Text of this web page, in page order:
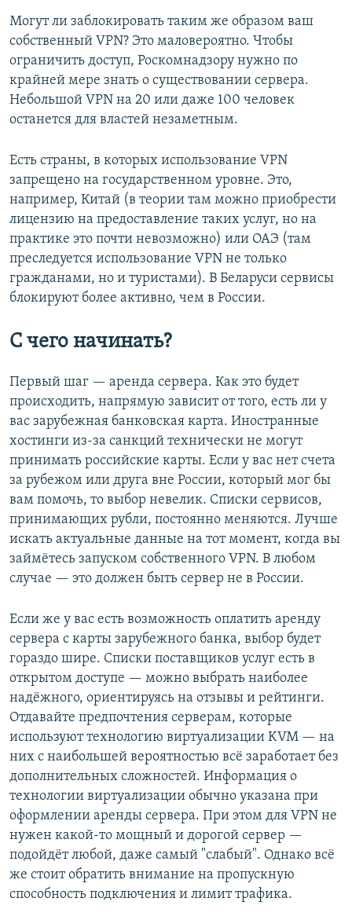
Могут ли заблокировать таким же образом ваш
собственный VPN? Это маловероятно. Чтобы
ограничить доступ, Роскомнадзору нужно по
крайней мере знать о существовании сервера.
Небольшой VPN на 20 или даже 100 человек
останется для властей незаметным.
Есть страны, в которых использование VPN
запрещено на государственном уровне. Это,
например, Китай (в теории там можно приобрести
лицензию на предоставление таких услуг, но на
практике это почти невозможно) или ОАЭ (там
преследуется использование VPN не только
гражданами, но и туристами). В Беларуси сервисы
блокируют более активно, чем в России.
С чего начинать?
Первый шаг — аренда сервера. Как это будет
происходить, напрямую зависит от того, есть ли у
вас зарубежная банковская карта. Иностранные
хостинги из-за санкций технически не могут
принимать российские карты. Если у вас нет счета
за рубежом или друга вне России, который мог бы
вам помочь, то выбор невелик. Списки сервисов,
принимающих рубли, постоянно меняются. Лучше
искать актуальные данные на тот момент, когда вы
займётесь запуском собственного VPN. В любом
случае — это должен быть сервер не в России.
Если же у вас есть возможность оплатить аренду
сервера с карты зарубежного банка, выбор будет
гораздо шире. Списки поставщиков услуг есть в
открытом доступе — можно выбрать наиболее
надёжного, ориентируясь на отзывы и рейтинги.
Отдавайте предпочтения серверам, которые
используют технологию виртуализации KVM — на
них с наибольшей вероятностью всё заработает без
дополнительных сложностей. Информация о
технологии виртуализации обычно указана при
оформлении аренды сервера. При этом для VPN не
нужен какой-то мощный и дорогой сервер —
подойдёт любой, даже самый "слабый". Однако всё
же стоит обратить внимание на пропускную
способность подключения и лимит трафика.